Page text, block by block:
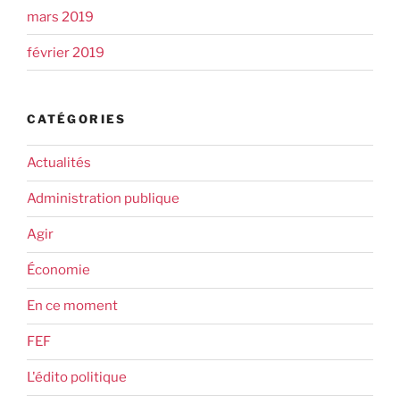
mars 2019
février 2019
CATÉGORIES
Actualités
Administration publique
Agir
Économie
En ce moment
FEF
L'édito politique